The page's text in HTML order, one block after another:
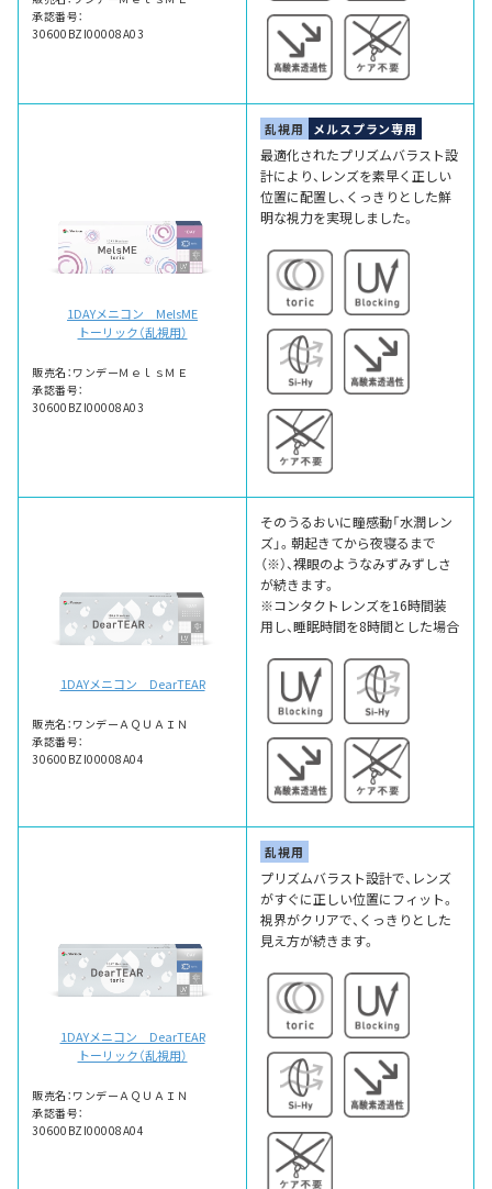
承認番号：
30600BZI00008A03
1DAYメニコン MelsME
トーリック（乱視用）
販売名：ワンデーＭｅｌｓＭＥ
承認番号：
30600BZI00008A03
乱視用 メルスプラン専用
最適化されたプリズムバラスト設
計により、レンズを素早く正しい
位置に配置し、くっきりとした鮮
明な視力を実現しました。
1DAYメニコン DearTEAR
販売名：ワンデーＡＱＵＡＩＮ
承認番号：
30600BZI00008A04
そのうるおいに瞳感動「水潤レン
ズ」。朝起きてから夜寝るまで
（※）、裸眼のようなみずみずしさ
が続きます。
※コンタクトレンズを16時間装
用し、睡眠時間を8時間とした場合
1DAYメニコン DearTEAR
トーリック（乱視用）
販売名：ワンデーＡＱＵＡＩＮ
承認番号：
30600BZI00008A04
乱視用
プリズムバラスト設計で、レンズ
がすぐに正しい位置にフィット。
視界がクリアで、くっきりとした
見え方が続きます。